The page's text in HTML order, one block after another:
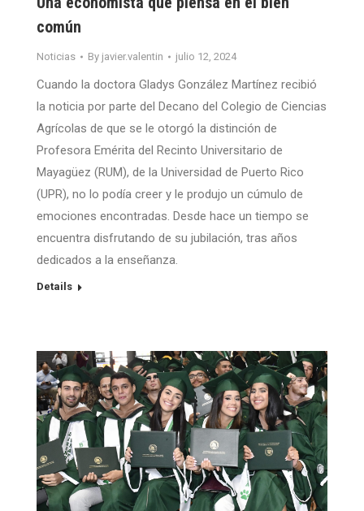
común
Noticias By javier.valentin julio 12, 2024
Cuando la doctora Gladys González Martínez recibió
la noticia por parte del Decano del Colegio de Ciencias
Agrícolas de que se le otorgó la distinción de
Profesora Emérita del Recinto Universitario de
Mayagüez (RUM), de la Universidad de Puerto Rico
(UPR), no lo podía creer y le produjo un cúmulo de
emociones encontradas. Desde hace un tiempo se
encuentra disfrutando de su jubilación, tras años
dedicados a la enseñanza.
Details